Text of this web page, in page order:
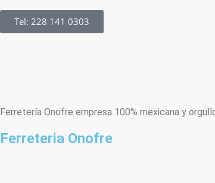
Tel: 228 141 0303
Ferretería Onofre empresa 100% mexicana y
Ferreteria Onofre